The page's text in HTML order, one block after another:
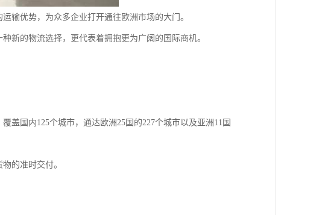
输优势，为众多企业打开通往欧洲市场的大门。
新的物流选择，更代表着拥抱更为广阔的国际商机。
盖国内125个城市，通达欧洲25国的227个城市以及亚洲11国
的准时交付。